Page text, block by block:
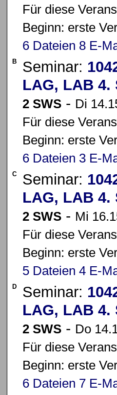
Für diese
Beginn: erste
6 Dateien 8 E-
B Seminar:
LAG, LAB 4.
2 SWS - Di
Für diese
Beginn: erste
6 Dateien 3 E-
C Seminar:
LAG, LAB 4.
2 SWS - Mi
Für diese
Beginn: erste
5 Dateien 4 E-
D Seminar:
LAG, LAB 4.
2 SWS - Do
Für diese
Beginn: erste
6 Dateien 7 E-